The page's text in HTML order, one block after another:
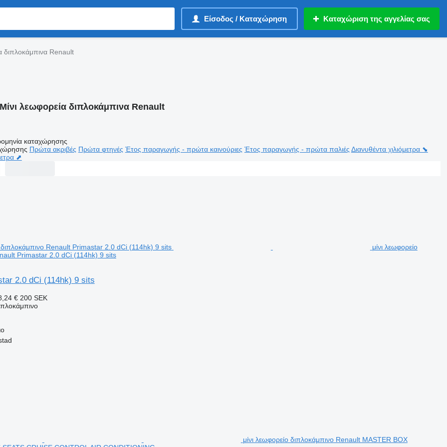
Είσοδος / Καταχώρηση Καταχώριση της αγγελίας σας
διπλοκάμπινα Renault
Μίνι λεωφορεία διπλοκάμπινα Renault
καταχώρησης
Πρώτα ακριβές Πρώτα φτηνές Έτος παραγωγής - πρώτα καινούριες Έτος παραγωγής - πρώτα παλιές Διανυθέντα χιλιόμετρα ⬊
⬈
μίνι λεωφορείο
Primastar 2.0 dCi (114hk) 9 sits
2.0 dCi (114hk) 9 sits
€ 200 SEK
μίνι λεωφορείο διπλοκάμπινο Renault MASTER BOX